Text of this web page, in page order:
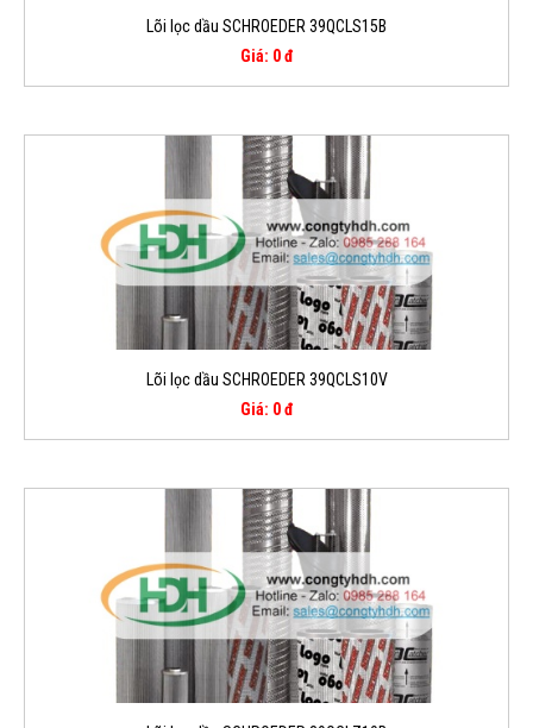
Lõi lọc dầu SCHROEDER 39QCLS15B
Giá: 0 đ
Lõi lọc dầu SCHROEDER 39QCLS10V
Giá: 0 đ